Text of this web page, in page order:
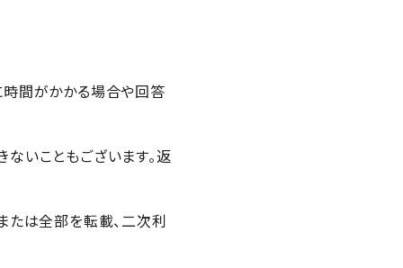
時間がかかる場合や回答
いこともございます。返
たは全部を転載、二次利